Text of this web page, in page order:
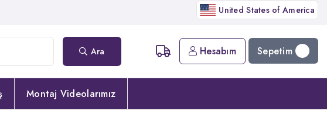
United States of America
Ara Hesabım Sepetim
Montaj Videolarımız